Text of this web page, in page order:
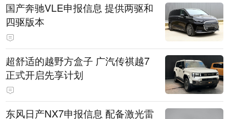
国产奔驰VLE申报信息 提供两驱和
四驱版本
超舒适的越野方盒子 广汽传祺越7
正式开启先享计划
东风日产NX7申报信息 配备激光雷